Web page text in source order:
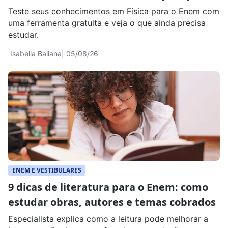
revisar
Isabella Baliana | 05/08/26
Teste seus conhecimentos em Física para o Enem com
uma ferramenta gratuita e veja o que ainda precisa
estudar.
ENEM E VESTIBULARES
9 dicas de literatura para o Enem: como
estudar obras, autores e temas cobrados
Especialista explica como a leitura pode melhorar a